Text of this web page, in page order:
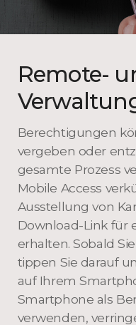
Remote-
Berechtigungen
vergeben oder
gesamte Prozess
Mobile Access
Ausstellung von
Download-Link für
erhalten. Sobald
tippen Sie darauf
auf Ihrem
Smartphone als
verwenden,